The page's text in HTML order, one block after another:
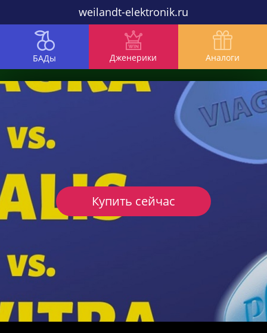
weilandt-elektronik.ru
БАДы Дженерики Аналоги
Купить сейчас